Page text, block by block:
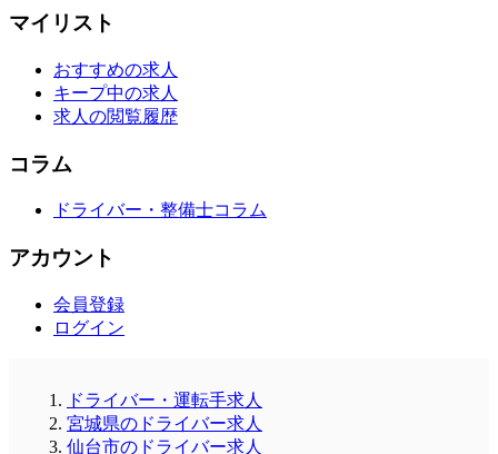
マイリスト
おすすめの求人
キープ中の求人
求人の閲覧履歴
コラム
ドライバー・整備士コラム
アカウント
会員登録
ログイン
ドライバー・運転手求人
宮城県のドライバー求人
仙台市のドライバー求人